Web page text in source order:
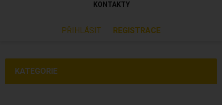
KONTAKTY
PŘIHLÁSIT REGISTRACE
KATEGORIE